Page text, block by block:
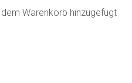
Warenkorb hinzugefügt